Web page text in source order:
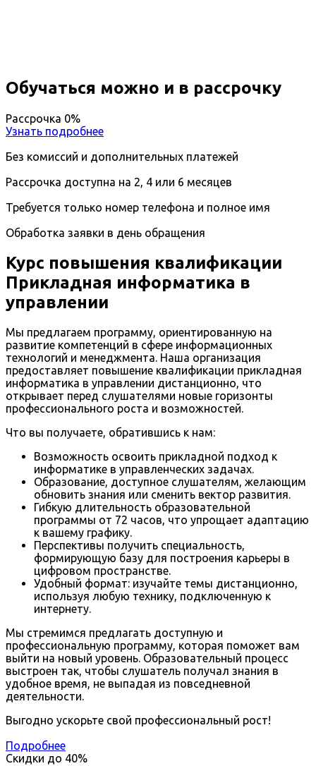
Обучаться можно и в рассрочку
Рассрочка 0%
Узнать подробнее
Без комиссий и дополнительных платежей
Рассрочка доступна на 2, 4 или 6 месяцев
Требуется только номер телефона и полное имя
Обработка заявки в день обращения
Курс повышения квалификации
Прикладная информатика в
управлении
Мы предлагаем программу, ориентированную на
развитие компетенций в сфере информационных
технологий и менеджмента. Наша организация
предоставляет повышение квалификации прикладная
информатика в управлении дистанционно, что
открывает перед слушателями новые горизонты
профессионального роста и возможностей.
Что вы получаете, обратившись к нам:
Возможность освоить прикладной подход к
информатике в управленческих задачах.
Образование, доступное слушателям, желающим
обновить знания или сменить вектор развития.
Гибкую длительность образовательной
программы от 72 часов, что упрощает адаптацию
к вашему графику.
Перспективы получить специальность,
формирующую базу для построения карьеры в
цифровом пространстве.
Удобный формат: изучайте темы дистанционно,
используя любую технику, подключенную к
интернету.
Мы стремимся предлагать доступную и
профессиональную программу, которая поможет вам
выйти на новый уровень. Образовательный процесс
выстроен так, чтобы слушатель получал знания в
удобное время, не выпадая из повседневной
деятельности.
Выгодно ускорьте свой профессиональный рост!
Подробнее
Скидки до 40%